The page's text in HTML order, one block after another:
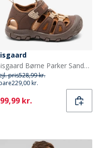
Bisgaard Børne Parker Sandaler Cacao Beige
pris528,99 kr.
229,00 kr.
kr.